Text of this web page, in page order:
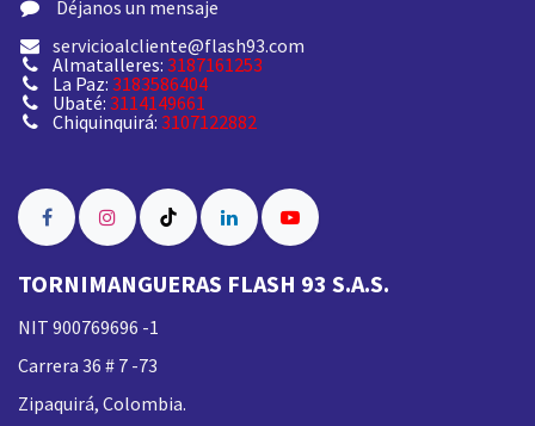
​ Déjanos un mensaje
servicioalcliente@flash93.com
Almatalleres: 3187161253
La Paz: 3183586404
Ubaté: 3114149661
Chiquinquirá: 3107122882
TORNIMANGUERAS FLASH 93 S.A.S.
NIT 900769696 -1
Carrera 36 # 7 -73
Zipaquirá, Colombia.